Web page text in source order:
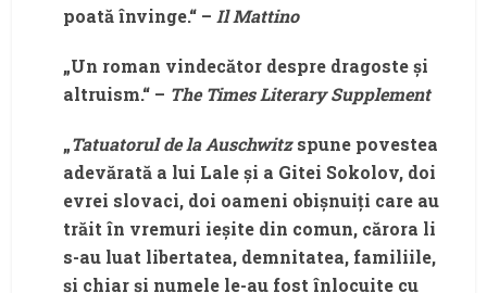
poată învinge.“ – Il Mattino
„Un roman vindecător despre dragoste și
altruism.“ – The Times Literary Supplement
„Tatuatorul de la Auschwitzspune povestea
adevărată a lui Lale și a Gitei Sokolov, doi
evrei slovaci, doi oameni obișnuiți care au
trăit în vremuri ieșite din comun, cărora li
s-au luat libertatea, demnitatea, familiile,
și chiar și numele le-au fost înlocuite cu